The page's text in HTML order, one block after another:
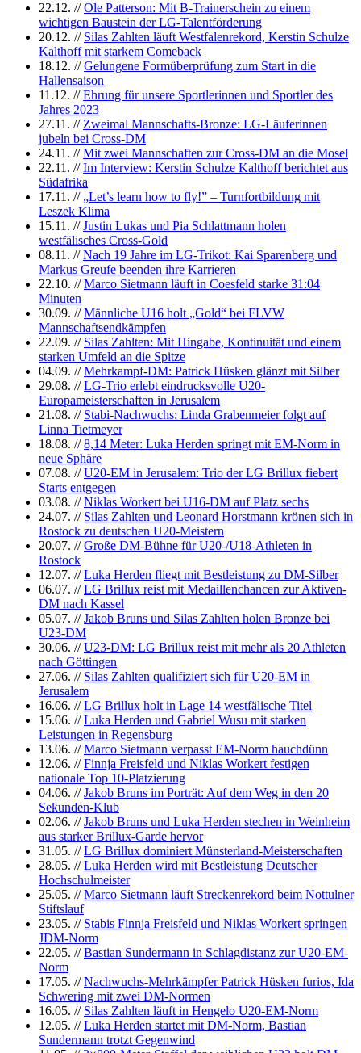
22.12. //Ole Patterson: Mit B-Trainerschein zu einem
wichtigen Baustein der LG-Talentförderung
20.12. // Silas Zahlten läuft Westfalenrekord, Kerstin Schulze
Kalthoff mit starkem Comeback
18.12. //Gelungene Formüberprüfung zum Start in die
Hallensaison
11.12. //Ehrung für unsere Sportlerinnen und Sportler des
Jahres 2023
27.11. // Zweimal Mannschafts-Bronze: LG-Läuferinnen
jubeln bei Cross-DM
24.11. //Mit zwei Mannschaften zur Cross-DM an die Mosel
22.11. //Im Interview: Kerstin Schulze Kalthoff berichtet aus
Südafrika
17.11. // „Let’s learn how to fly!” – Turnfortbildung mit
Leszek Klima
15.11. //Justin Lukas und Pia Schlattmann holen
westfälisches Cross-Gold
08.11. //Nach 19 Jahre im LG-Trikot: Kai Sparenberg und
Markus Greufe beenden ihre Karrieren
22.10. //Marco Sietmann läuft in Coesfeld starke 31:04
Minuten
30.09. //Männliche U16 holt „Gold“ bei FLVW
Mannschaftsendkämpfen
22.09. // Silas Zahlten: Mit Hingabe, Kontinuität und einem
starken Umfeld an die Spitze
04.09. //Mehrkampf-DM: Patrick Hüsken glänzt mit Silber
29.08. //LG-Trio erlebt eindrucksvolle U20-
Europameisterschaften in Jerusalem
21.08. // Stabi-Nachwuchs: Linda Grabenmeier folgt auf
Linna Tietmeyer
18.08. //8,14 Meter: Luka Herden springt mit EM-Norm in
neue Sphäre
07.08. //U20-EM in Jerusalem: Trio der LG Brillux fiebert
Starts entgegen
03.08. //Niklas Workert bei U16-DM auf Platz sechs
24.07. // Silas Zahlten und Leonard Horstmann krönen sich in
Rostock zu deutschen U20-Meistern
20.07. //Große DM-Bühne für U20-/U18-Athleten in
Rostock
12.07. //Luka Herden fliegt mit Bestleistung zu DM-Silber
06.07. //LG Brillux reist mit Medaillenchancen zur Aktiven-
DM nach Kassel
05.07. //Jakob Bruns und Silas Zahlten holen Bronze bei
U23-DM
30.06. //U23-DM: LG Brillux reist mit mehr als 20 Athleten
nach Göttingen
27.06. // Silas Zahlten qualifiziert sich für U20-EM in
Jerusalem
16.06. //LG Brillux holt in Lage 14 westfälische Titel
15.06. //Luka Herden und Gabriel Wusu mit starken
Leistungen in Regensburg
13.06. //Marco Sietmann verpasst EM-Norm hauchdünn
12.06. //Finnja Freisfeld und Niklas Workert festigen
nationale Top 10-Platzierung
04.06. //Jakob Bruns im Porträt: Auf dem Weg in den 20
Sekunden-Klub
02.06. //Jakob Bruns und Luka Herden stechen in Weinheim
aus starker Brillux-Garde hervor
31.05. //LG Brillux dominiert Münsterland-Meisterschaften
28.05. //Luka Herden wird mit Bestleistung Deutscher
Hochschulmeister
25.05. //Marco Sietmann läuft Streckenrekord beim Nottulner
Stiftslauf
23.05. // Stabis Finnja Freisfeld und Niklas Workert springen
JDM-Norm
22.05. //Bastian Sundermann in Schlagdistanz zur U20-EM-
Norm
17.05. //Nachwuchs-Mehrkämpfer Patrick Hüsken furios, Ida
Schwering mit zwei DM-Normen
16.05. // Silas Zahlten läuft in Hengelo U20-EM-Norm
12.05. //Luka Herden startet mit DM-Norm, Bastian
Sundermann trotzt Gegenwind